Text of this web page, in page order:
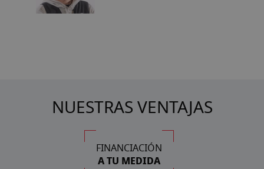
NUESTRAS VENTAJAS
FINANCIACIÓN
A TU MEDIDA